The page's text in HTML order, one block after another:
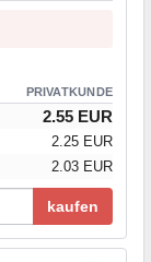
PRIVATKUNDE
2.55 EUR
2.25 EUR
2.03 EUR
kaufen